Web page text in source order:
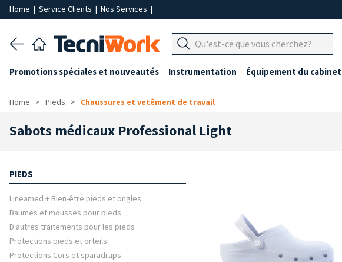
Home | Service Clients | Nos Services |
Promotions spéciales et nouveautés Instrumentation Équipement du cabinet
Home Pieds Chaussures et vetêment de travail
Sabots médicaux Professional Light
PIEDS
Lineamed + Bien-être pieds et ongles
Baumes et mousses pour pieds
D'autres traitements pour les pieds
Protections pieds et orteils
Protections Cors et sparadraps